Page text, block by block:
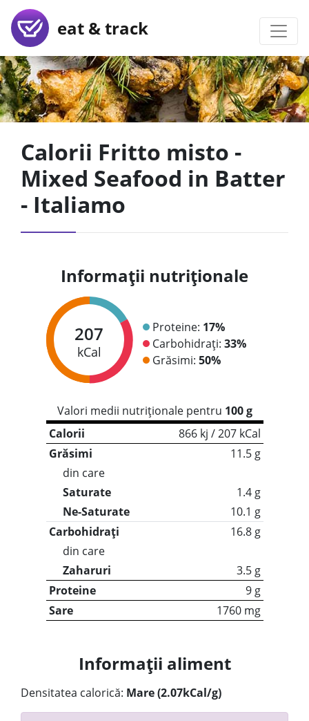
eat & track
Calorii Fritto misto -
Mixed Seafood in Batter
- Italiamo
Informații nutriționale
207
kCal
Proteine: 17%
Carbohidrați: 33%
Grăsimi: 50%
Valori medii nutriționale pentru 100 g
Calorii
866 kj / 207 kCal
Grăsimi
11.5 g
din care
Saturate
1.4 g
Ne-Saturate
10.1 g
Carbohidrați
16.8 g
din care
Zaharuri
3.5 g
Proteine
9 g
Sare
1760 mg
Informații aliment
Densitatea calorică: Mare (2.07kCal/g)